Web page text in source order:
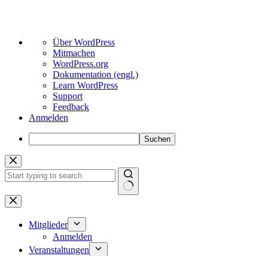
Über
WordPress
Über WordPress
Mitmachen
WordPress.org
Dokumentation (engl.)
Learn WordPress
Support
Feedback
Anmelden
Suchen
Zum
Inhalt
springen
Keine
Ergebnisse
Mitglieder
Anmelden
Veranstaltungen